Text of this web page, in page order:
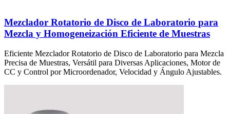
Mezclador Rotatorio de Disco de Laboratorio para
Mezcla y Homogeneización Eficiente de Muestras
Eficiente Mezclador Rotatorio de Disco de Laboratorio para Mezcla
Precisa de Muestras, Versátil para Diversas Aplicaciones, Motor de
CC y Control por Microordenador, Velocidad y Ángulo Ajustables.